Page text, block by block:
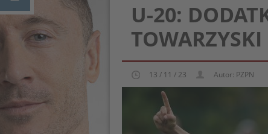
U-20:
13 / 11 / 23 Autor: PZPN